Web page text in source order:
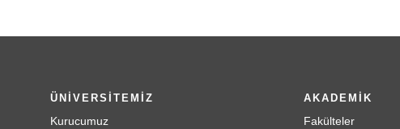
ÜNİVERSİTEMİZ
Kurucumuz
AKADEMİK
Fakülteler